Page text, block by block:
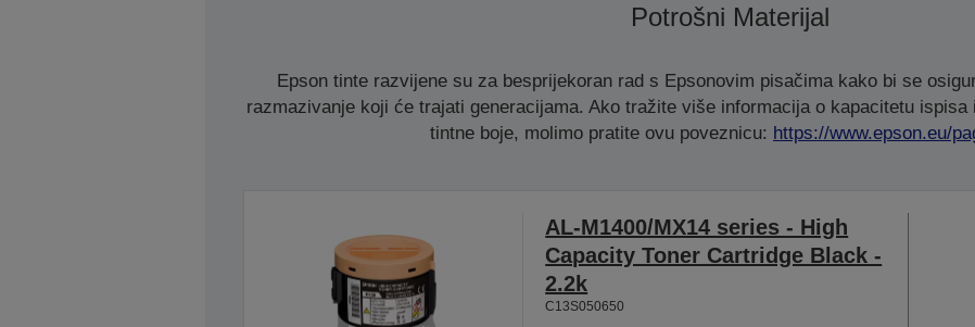
Potrošni Materijal
Epson tinte razvijene su za besprijekoran rad s Epsonovim pisačima kako bi se
razmazivanje koji će trajati generacijama. Ako tražite više informacija o kapacitetu
tintne boje, molimo pratite ovu poveznicu: https://www.epson.eu/
AL-M1400/MX14 series - High
Capacity Toner Cartridge Black -
2.2k
C13S050650